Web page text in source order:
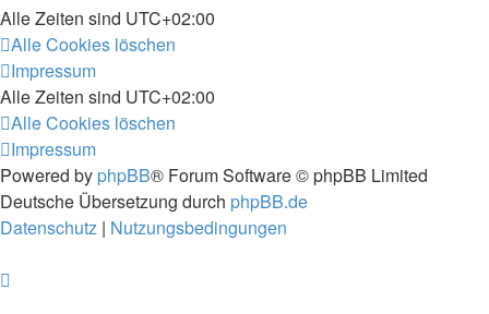
Alle Zeiten sind UTC+02:00
Alle Cookies löschen
Impressum
Alle Zeiten sind UTC+02:00
Alle Cookies löschen
Impressum
Powered by phpBB® Forum Software © phpBB Limited
Deutsche Übersetzung durch phpBB.de
Datenschutz | Nutzungsbedingungen